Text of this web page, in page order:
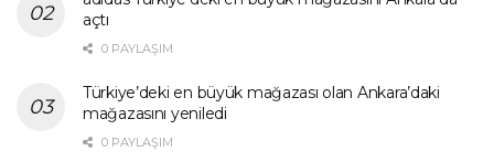
açtı
0 PAYLAŞIM
Türkiye’deki en büyük mağazası olan Ankara’daki
mağazasını yeniledi
0 PAYLAŞIM